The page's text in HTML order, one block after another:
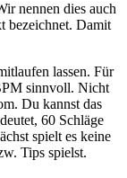
nennen dies auch
bezeichnet. Damit
lassen. Für
sinnvoll. Nicht
Du kannst das
60 Schläge
spielt es keine
Tips spielst.